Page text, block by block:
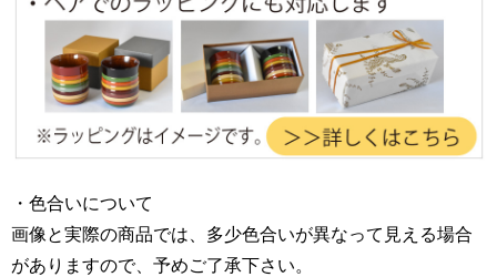
・色合いについて
画像と実際の商品では、多少色合いが異なって見える場合
がありますので、予めご了承下さい。